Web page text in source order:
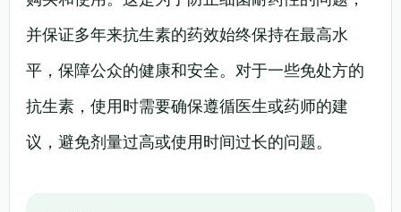
并保证多年来抗生素的药效始终保持在最高水
平，保障公众的健康和安全。对于一些免处方的
抗生素，使用时需要确保遵循医生或药师的建
议，避免剂量过高或使用时间过长的问题。